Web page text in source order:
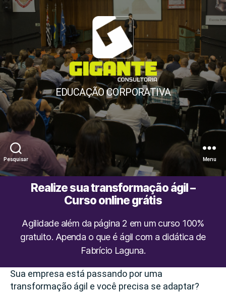
Pesquisar
Gigante
Consultoria
EDUCAÇÃO CORPORATIVA
Menu
Realize sua transformação ágil –
Curso online grátis
Agilidade além da página 2 em um curso 100%
gratuito. Apenda o que é ágil com a didática de
Fabrício Laguna.
Sua empresa está passando por uma
transformação ágil e você precisa se adaptar?